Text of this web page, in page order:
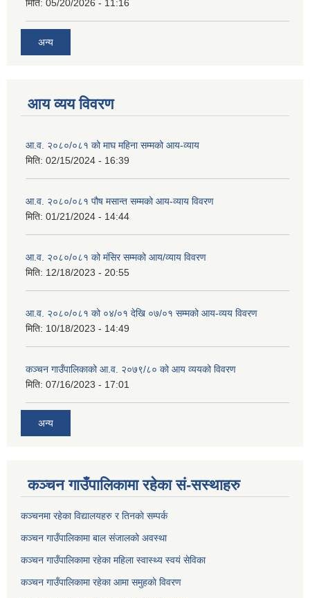
मिति: 05/20/2026 - 11:16
अन्य
आय व्यय विवरण
आ.व. २०८०/०८१ को माघ महिना सम्मको आय-व्याय
मिति: 02/15/2024 - 16:39
आ.व. २०८०/०८१ पौष मसान्त सम्मको आय-व्याय विवरण
मिति: 01/21/2024 - 14:44
आ.व. २०८०/०८१ को मंसिर सम्मको आय/व्याय विवरण
मिति: 12/18/2023 - 20:55
आ.व. २०८०/०८१ को ०४/०१ देखि ०७/०१ सम्मको आय-व्यय विवरण
मिति: 10/18/2023 - 14:49
कञ्‍चन गाउँपालिकाको आ.व. २०७९/८० को आय व्ययको विवरण
मिति: 07/16/2023 - 17:01
अन्य
कञ्चन गाउँपालिकामा रहेका सं-सस्थाहरु
कञ्चनमा रहेका विद्यालयहरु र तिनकाे सम्पर्क
कञ्चन गाउँपालिकामा बाल संजालको अवस्था
कञ्चन गाउँपालिकामा रहेका महिला स्वास्थ्य स्वयं सेविका
कञ्चन गाउँपालिकामा रहेका आमा समुहकाे विवरण